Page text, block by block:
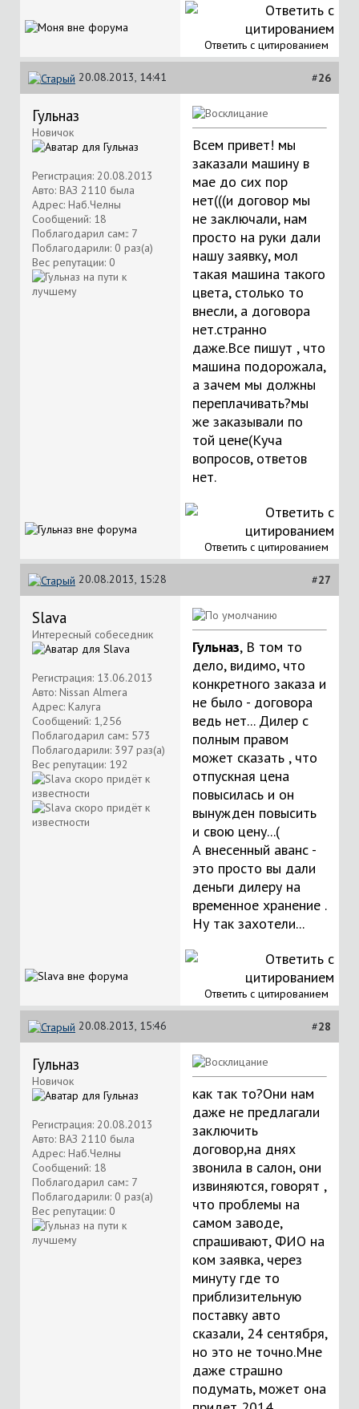
Ответить с цитированием
20.08.2013, 14:41 #26
Гульназ
Новичок
Регистрация: 20.08.2013
Авто: ВАЗ 2110 была
Адрес: Наб.Челны
Сообщений: 18
Поблагодарил сам:: 7
Поблагодарили: 0 раз(а)
Вес репутации: 0
Всем привет! мы
заказали машину в
мае до сих пор
нет(((и договор мы
не заключали, нам
просто на руки дали
нашу заявку, мол
такая машина такого
цвета, столько то
внесли, а договора
нет.странно
даже.Все пишут , что
машина подорожала,
а зачем мы должны
переплачивать?мы
же заказывали по
той цене(Куча
вопросов, ответов
нет.
Ответить с цитированием
20.08.2013, 15:28 #27
Slava
Интересный собеседник
Регистрация: 13.06.2013
Авто: Nissan Almera
Адрес: Калуга
Сообщений: 1,256
Поблагодарил сам:: 573
Поблагодарили: 397 раз(а)
Вес репутации: 192
Гульназ, В том то
дело, видимо, что
конкретного заказа и
не было - договора
ведь нет... Дилер с
полным правом
может сказать , что
отпускная цена
повысилась и он
вынужден повысить
и свою цену...(
А внесенный аванс -
это просто вы дали
деньги дилеру на
временное хранение .
Ну так захотели...
Ответить с цитированием
20.08.2013, 15:46 #28
Гульназ
Новичок
Регистрация: 20.08.2013
Авто: ВАЗ 2110 была
Адрес: Наб.Челны
Сообщений: 18
Поблагодарил сам:: 7
Поблагодарили: 0 раз(а)
Вес репутации: 0
как так то?Они нам
даже не предлагали
заключить
договор,на днях
звонила в салон, они
извиняются, говорят ,
что проблемы на
самом заводе,
спрашивают, ФИО на
ком заявка, через
минуту где то
приблизительную
поставку авто
сказали, 24 сентября,
но это не точно.Мне
даже страшно
подумать, может она